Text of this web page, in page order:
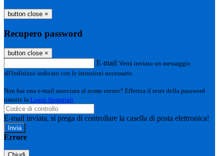
button close ×
Recupero password
button close ×
E-mail Verrà inviato un messaggio
all'indirizzo indicato con le istruzioni necessarie.
Non hai una e-mail associata al nome utente? Effettua il reset della password
tramite la Login Spaggiari
E-mail inviata, si prega di controllare la casella di posta elettronica!
Errore